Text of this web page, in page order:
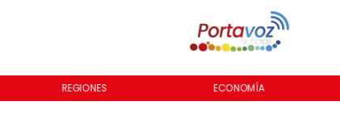
REGIONES ECONOMÍA